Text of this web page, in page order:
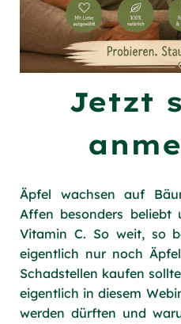
Jetzt
Äpfel wachsen auf
Affen besonders beliebt
Vitamin C. So weit, so
eigentlich nur noch
Schadstellen kaufen
eigentlich in diesem
werden dürften und